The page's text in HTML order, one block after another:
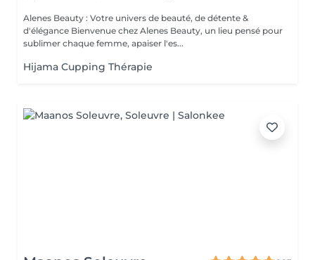
Alenes Beauty : Votre univers de beauté, de détente &
d'élégance Bienvenue chez Alenes Beauty, un lieu pensé pour
sublimer chaque femme, apaiser l'es...
Hijama Cupping Thérapie